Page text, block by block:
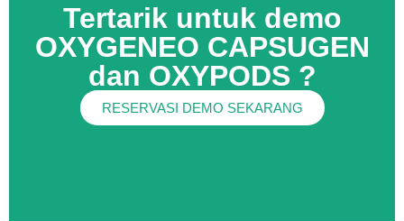
Tertarik untuk demo
OXYGENEO CAPSUGEN
dan OXYPODS ?
RESERVASI DEMO SEKARANG